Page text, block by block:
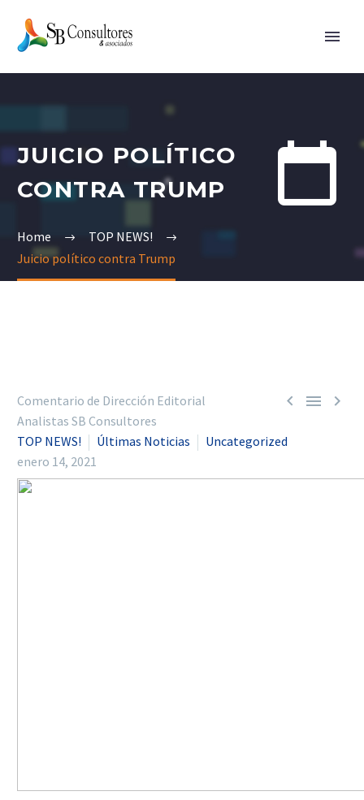


JUICIO POLÍTICO
CONTRA TRUMP
Home
TOP NEWS!
Juicio político contra Trump
  
Comentario de Dirección Editorial
Analistas SB Consultores
TOP NEWS!
Últimas Noticias
Uncategorized
enero 14, 2021